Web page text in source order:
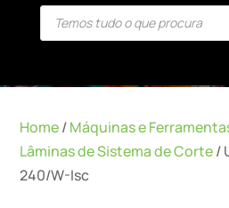
Products
search
Home/Máquinas e
Lâminas de Sistema de Corte/
240/W-Isc